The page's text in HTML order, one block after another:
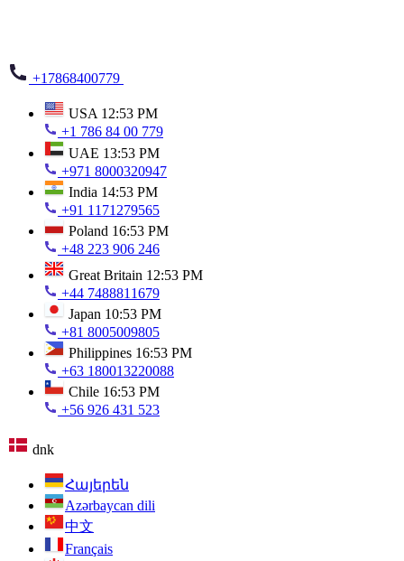
+17868400779
USA 12:53 PM
+1 786 84 00 779
UAE 13:53 PM
+971 8000320947
India 14:53 PM
+91 1171279565
Poland 16:53 PM
+48 223 906 246
Great Britain 12:53 PM
+44 7488811679
Japan 10:53 PM
+81 8005009805
Philippines 16:53 PM
+63 180013220088
Chile 16:53 PM
+56 926 431 523
dnk
Հայերեն
Azərbaycan dili
中文
Français